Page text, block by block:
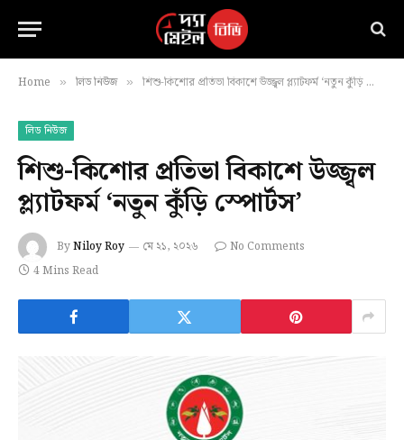
Home » লিড নিউজ » শিশু-কিশোর প্রতিভা বিকাশে উজ্জ্বল প্ল্যাটফর্ম ‘নতুন কুঁড়ি স্পোর্টস’
লিড নিউজ
শিশু-কিশোর প্রতিভা বিকাশে উজ্জ্বল
প্ল্যাটফর্ম ‘নতুন কুঁড়ি স্পোর্টস’
ByNiloy Roy মে ২১, ২০২৬
No Comments
4 Mins Read